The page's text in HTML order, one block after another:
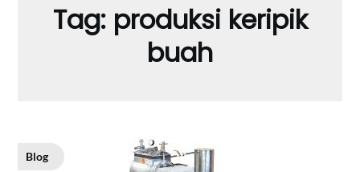
Tag: produksi keripik
buah
Blog